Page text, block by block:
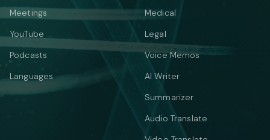
Meetings
YouTube
Podcasts
Languages
Medical
Legal
Voice Memos
AI Writer
Summarizer
Audio Translate